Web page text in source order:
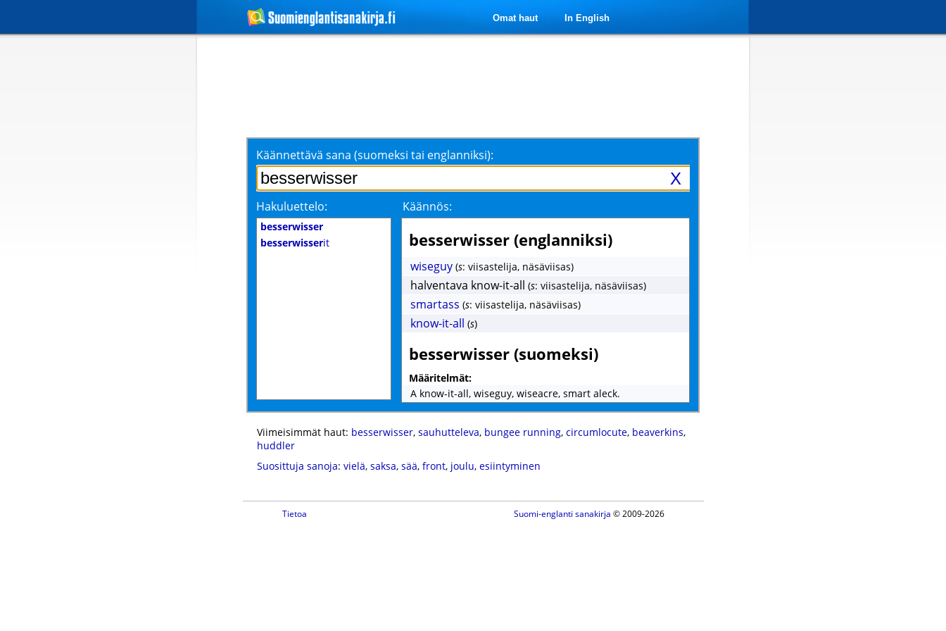
Omat haut In English
Käännettävä sana (suomeksi tai englanniksi):
X
Hakuluettelo: Käännös:
besserwisser
besserwisserit besserwisser (englanniksi)
wiseguy (s: viisastelija, näsäviisas)
halventava know-it-all (s: viisastelija, näsäviisas)
smartass (s: viisastelija, näsäviisas)
know-it-all (s)
besserwisser (suomeksi)
Määritelmät:
A know-it-all, wiseguy, wiseacre, smart aleck.
Viimeisimmät haut: besserwisser, sauhutteleva, bungee running, circumlocute, beaverkins,
huddler
Suosittuja sanoja: vielä, saksa, sää, front, joulu, esiintyminen
Tietoa Suomi-englanti sanakirja © 2009-2026